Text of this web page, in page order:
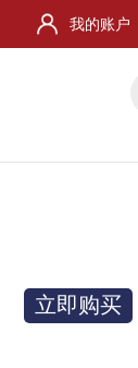
我的账户
立即购买